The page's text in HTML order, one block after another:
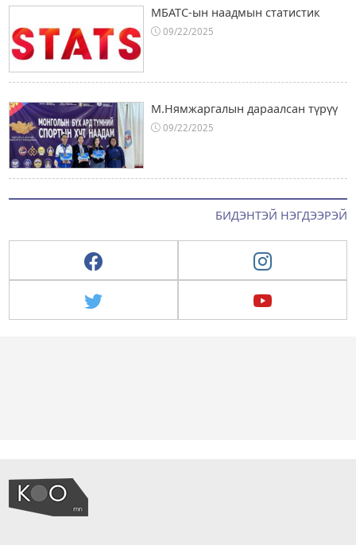
МБАТС-ын наадмын статистик
09/22/2025
М.Нямжаргалын дараалсан түрүү
09/22/2025
БИДЭНТЭЙ НЭГДЭЭРЭЙ